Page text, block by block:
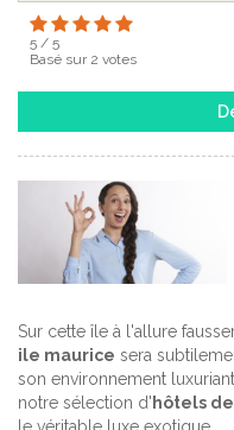
5 / 5
Basé sur 2 votes
Sur cette île à l'allure
ile maurice sera
son environnement
notre sélection d'hôtels
le véritable luxe exotique.